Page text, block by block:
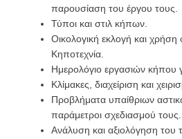
παρουσίαση του έργου τους.
Τύποι και στιλ κήπων.
Οικολογική εκλογή και χρήση
Κηποτεχνία.
Ημερολόγιο εργασιών κήπου
Κλίμακες, διαχείριση και
Προβλήματα υπαίθριων
παράμετροι σχεδιασμού τους.
Ανάλυση και αξιολόγηση του